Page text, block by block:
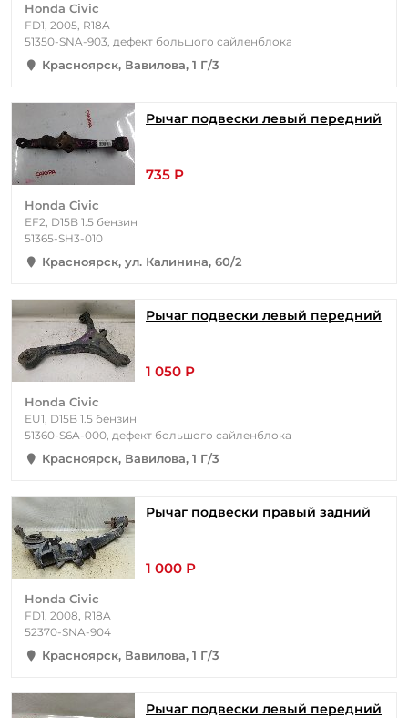
Honda Civic
FD1, 2005, R18A
51350-SNA-903, дефект большого сайленблока
Красноярск, Вавилова, 1 Г/3
Рычаг подвески левый передний
735 Р
Honda Civic
EF2, D15B 1.5 бензин
51365-SH3-010
Красноярск, ул. Калинина, 60/2
Рычаг подвески левый передний
1 050 Р
Honda Civic
EU1, D15B 1.5 бензин
51360-S6A-000, дефект большого сайленблока
Красноярск, Вавилова, 1 Г/3
Рычаг подвески правый задний
1 000 Р
Honda Civic
FD1, 2008, R18A
52370-SNA-904
Красноярск, Вавилова, 1 Г/3
Рычаг подвески левый передний